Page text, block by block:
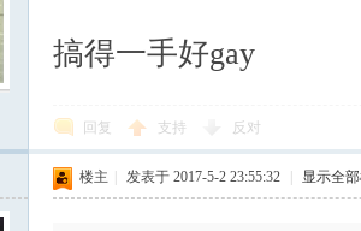
搞得一手好gay
回复 支持 反对
楼主 发表于 2017-5-2 23:55:32 显示全